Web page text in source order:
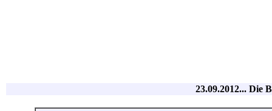
23.09.2012... Die